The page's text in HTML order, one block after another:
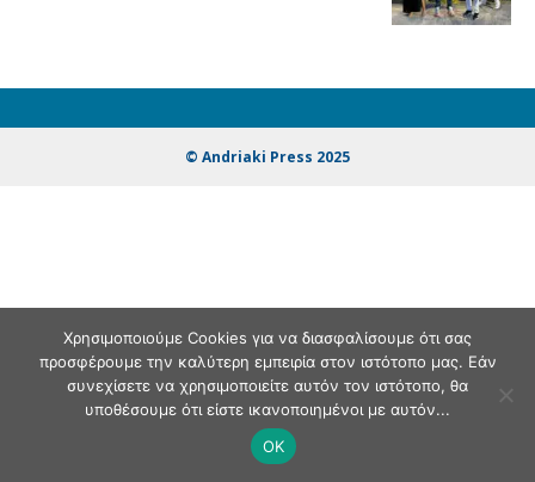
© Andriaki Press 2025
Χρησιμοποιούμε Cookies για να διασφαλίσουμε ότι σας
προσφέρουμε την καλύτερη εμπειρία στον ιστότοπο μας. Εάν
συνεχίσετε να χρησιμοποιείτε αυτόν τον ιστότοπο, θα
υποθέσουμε ότι είστε ικανοποιημένοι με αυτόν...
OK